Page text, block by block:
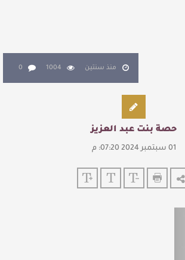
منذ سنتين 1004
0
حصة بنت عبد العزيز
01 سبتمبر 2024 07:20: م